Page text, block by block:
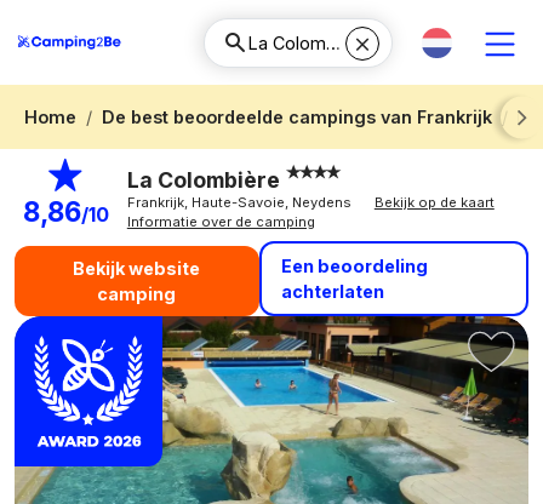
Home De best beoordeelde campings van Frankrijk
La
Next
8,86/10
La Colombière
Frankrijk, Haute-Savoie, Neydens
Bekijk op de kaart
Informatie over de camping
Bekijk website
camping
Een beoordeling
achterlaten